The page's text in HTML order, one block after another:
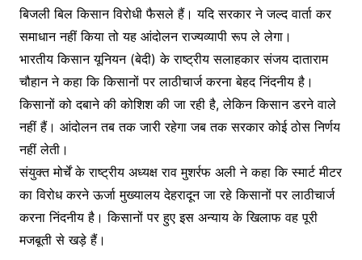
बिजली बिल किसान विरोधी फैसले हैं। यदि सरकार ने जल्द वार्ता कर
समाधान नहीं किया तो यह आंदोलन राज्यव्यापी रूप ले लेगा।
भारतीय किसान यूनियन (बेदी) के राष्ट्रीय सलाहकार संजय दाताराम
चौहान ने कहा कि किसानों पर लाठीचार्ज करना बेहद निंदनीय है।
किसानों को दबाने की कोशिश की जा रही है, लेकिन किसान डरने वाले
नहीं हैं। आंदोलन तब तक जारी रहेगा जब तक सरकार कोई ठोस निर्णय
नहीं लेती।
संयुक्त मोर्चें के राष्ट्रीय अध्यक्ष राव मुशर्रफ अली ने कहा कि स्मार्ट मीटर
का विरोध करने ऊर्जा मुख्यालय देहरादून जा रहे किसानों पर लाठीचार्ज
करना निंदनीय है। किसानों पर हुए इस अन्याय के खिलाफ वह पूरी
मजबूती से खड़े हैं।